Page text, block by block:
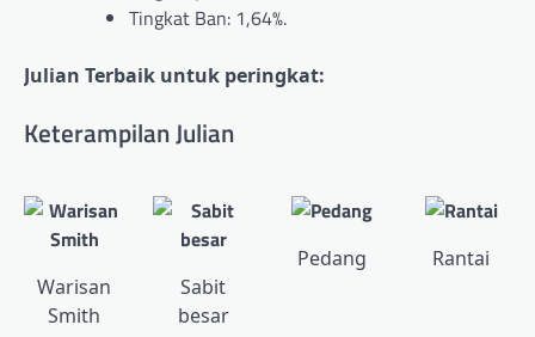
Tingkat Ban: 1,64%.
Julian Terbaik untuk peringkat:
Keterampilan Julian
Warisan
Smith
Sabit
besar
Pedang Rantai